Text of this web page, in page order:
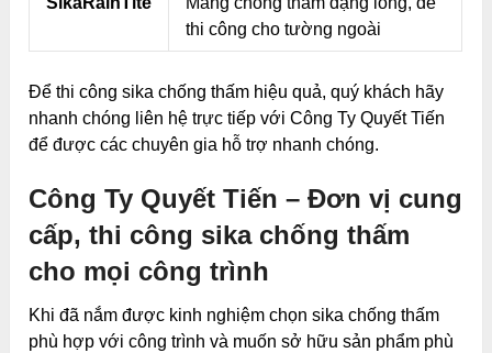
thi công cho tường ngoài
Để thi công sika chống thấm hiệu quả, quý khách hãy
nhanh chóng liên hệ trực tiếp với Công Ty Quyết Tiến
để được các chuyên gia hỗ trợ nhanh chóng.
Công Ty Quyết Tiến – Đơn vị cung
cấp, thi công sika chống thấm
cho mọi công trình
Khi đã nắm được kinh nghiệm chọn sika chống thấm
phù hợp với công trình và muốn sở hữu sản phẩm phù